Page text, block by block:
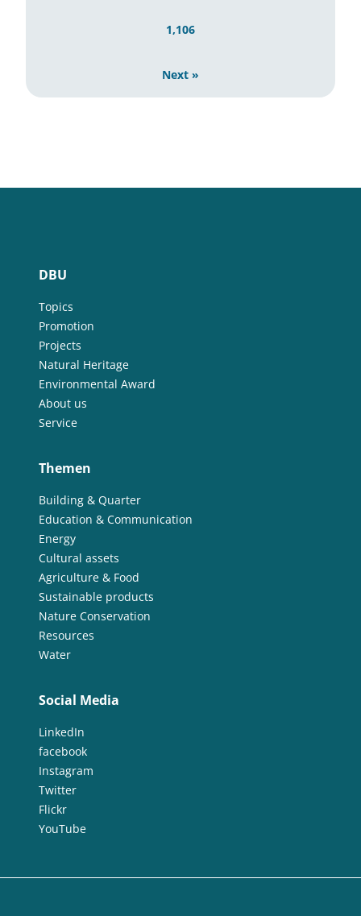
1,106
Next »
DBU
Topics
Promotion
Projects
Natural Heritage
Environmental Award
About us
Service
Themen
Building & Quarter
Education & Communication
Energy
Cultural assets
Agriculture & Food
Sustainable products
Nature Conservation
Resources
Water
Social Media
LinkedIn
facebook
Instagram
Twitter
Flickr
YouTube